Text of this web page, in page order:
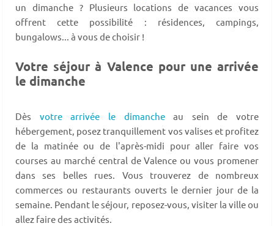
un dimanche ? Plusieurs locations de vacances vous
offrent cette possibilité : résidences, campings,
bungalows... à vous de choisir !
Votre séjour à Valence pour une arrivée
le dimanche
Dès votre arrivée le dimancheau sein de votre
hébergement, posez tranquillement vos valises et profitez
de la matinée ou de l'après-midi pour aller faire vos
courses au marché central de Valence ou vous promener
dans ses belles rues. Vous trouverez de nombreux
commerces ou restaurants ouverts le dernier jour de la
semaine. Pendant le séjour, reposez-vous, visiter la ville ou
allez faire des activités.